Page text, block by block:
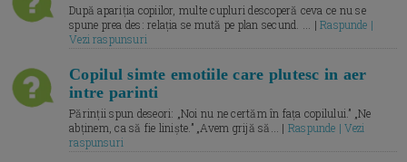
După apariția copiilor, multe cupluri descoperă ceva ce nu se
spune prea des: relația se mută pe plan secund. ... |Raspunde |
Vezi raspunsuri
Copilul simte emotiile care plutesc in aer
intre parinti
Părinții spun deseori: „Noi nu ne certăm în fața copilului.” „Ne
abținem, ca să fie liniște.” „Avem grijă să... | Raspunde | Vezi
raspunsuri